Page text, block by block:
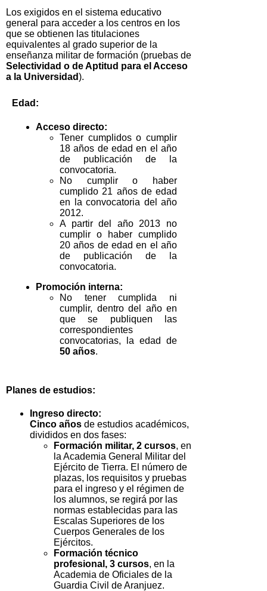
Los exigidos en el sistema educativo
general para acceder a los centros en los
que se obtienen las titulaciones
equivalentes al grado superior de la
enseñanza militar de formación (pruebas de
Selectividad o de Aptitud para el Acceso
a la Universidad ).
Edad:
Acceso directo:
Tener cumplidos o cumplir
18 años de edad en el año
de publicación de la
convocatoria.
No cumplir o haber
cumplido 21 años de edad
en la convocatoria del año
2012.
A partir del año 2013 no
cumplir o haber cumplido
20 años de edad en el año
de publicación de la
convocatoria.
Promoción interna:
No tener cumplida ni
cumplir, dentro del año en
que se publiquen las
correspondientes
convocatorias, la edad de
50 años.
Planes de estudios:
Ingreso directo:
Cinco años de estudios académicos,
divididos en dos fases:
Formación militar, 2 cursos, en
la Academia General Militar del
Ejército de Tierra. El número de
plazas, los requisitos y pruebas
para el ingreso y el régimen de
los alumnos, se regirá por las
normas establecidas para las
Escalas Superiores de los
Cuerpos Generales de los
Ejércitos.
Formación técnico
profesional, 3 cursos, en la
Academia de Oficiales de la
Guardia Civil de Aranjuez.